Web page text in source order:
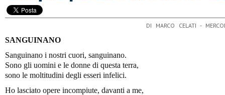
DI MARCO CELATI -
SANGUINANO
Sanguinano i nostri cuori, sanguinano.
Sono gli uomini e le donne di questa terra,
sono le moltitudini degli esseri infelici.
Ho lasciato opere incompiute, davanti a me,